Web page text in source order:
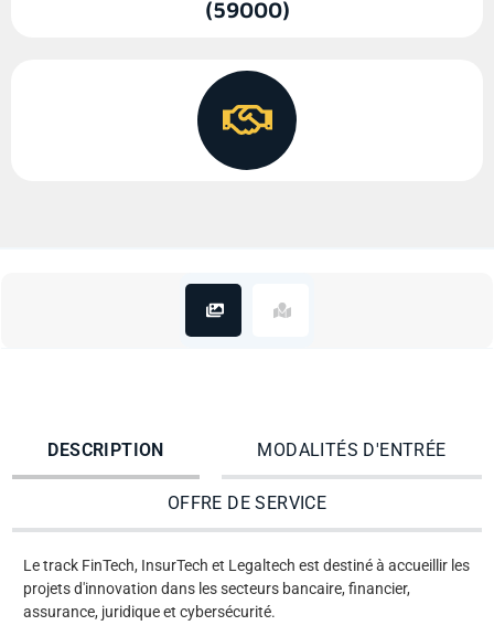
(59000)
DESCRIPTION MODALITÉS D'ENTRÉE
OFFRE DE SERVICE
Le track FinTech, InsurTech et Legaltech est destiné à accueillir les
projets d'innovation dans les secteurs bancaire, financier,
assurance, juridique et cybersécurité.